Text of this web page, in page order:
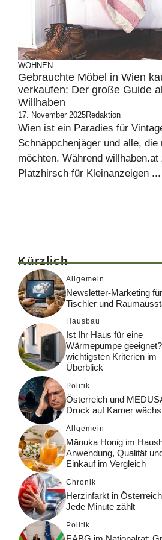
WOHNEN
Gebrauchte Möbel in Wien
verkaufen: Der große Guide
Willhaben
17. November 2025Redaktion
Wien ist ein Paradies für
Schnäppchenjäger und alle, die
möchten. Während
Platzhirsch für Kleinanzeigen ...
Kürzlich
Allgemein
Newsletter-Marketing für
Tischler und
Hausbau
Ist Ihr Haus für eine
Wärmepumpe
wichtigsten Kriterien im
Überblick
Politik
Österreich und
Druck auf Karner
Allgemein
Mānuka Honig im
Anwendung, Qualität
Einkauf im Vergleich
Chronik
Herzinfarkt in
Jede Minute zählt
Politik